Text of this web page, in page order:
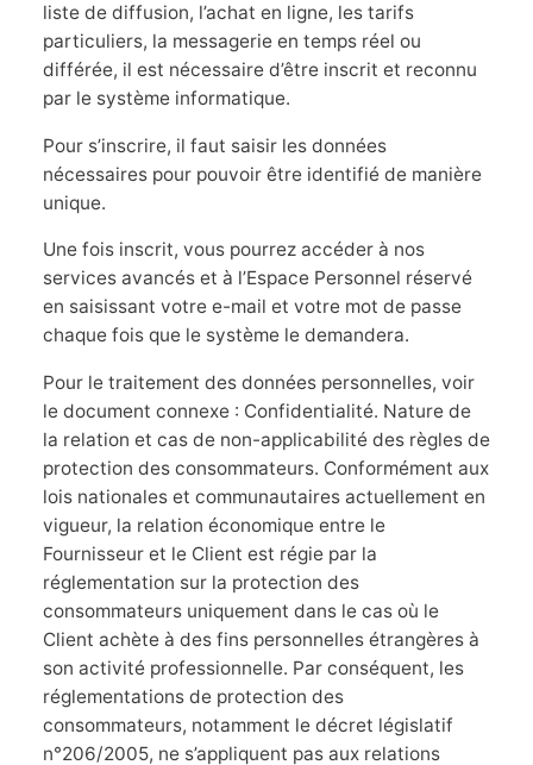
liste de diffusion, l’achat en ligne, les tarifs
particuliers, la messagerie en temps réel ou
différée, il est nécessaire d’être inscrit et reconnu
par le système informatique.
Pour s’inscrire, il faut saisir les données
nécessaires pour pouvoir être identifié de manière
unique.
Une fois inscrit, vous pourrez accéder à nos
services avancés et à l’Espace Personnel réservé
en saisissant votre e-mail et votre mot de passe
chaque fois que le système le demandera.
Pour le traitement des données personnelles, voir
le document connexe : Confidentialité. Nature de
la relation et cas de non-applicabilité des règles de
protection des consommateurs. Conformément aux
lois nationales et communautaires actuellement en
vigueur, la relation économique entre le
Fournisseur et le Client est régie par la
réglementation sur la protection des
consommateurs uniquement dans le cas où le
Client achète à des fins personnelles étrangères à
son activité professionnelle. Par conséquent, les
réglementations de protection des
consommateurs, notamment le décret législatif
n°206/2005, ne s’appliquent pas aux relations